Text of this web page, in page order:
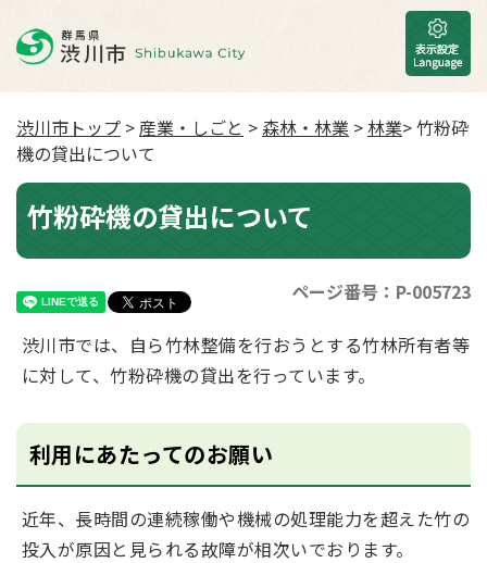
渋川市トップ >産業・しごと >森林・林業 >林業> 竹粉砕
機の貸出について
竹粉砕機の貸出について
ページ番号：P-005723
渋川市では、自ら竹林整備を行おうとする竹林所有者等
に対して、竹粉砕機の貸出を行っています。
利用にあたってのお願い
近年、長時間の連続稼働や機械の処理能力を超えた竹の
投入が原因と見られる故障が相次いでおります。